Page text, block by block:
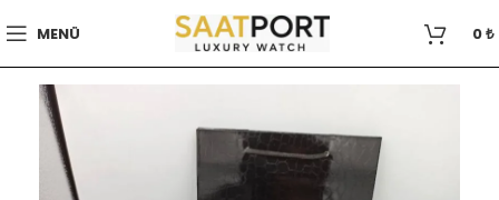
MENÜ 0₺